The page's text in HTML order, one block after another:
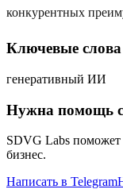
конкурентных
Ключевые слова
генеративный ИИ
Нужна помощь с
SDVG Labs
бизнес.
Написать в Telegram